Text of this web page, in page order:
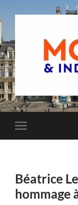
Toggle
mobile
Béatrice
hommage